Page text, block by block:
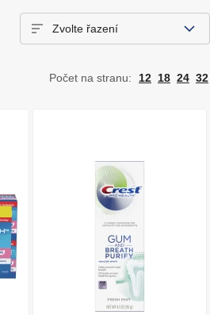
Tyto pasty dokážou uzavřít
které způsobují zvýšenou
souvisí i se zánětem dásní a
a dásní ve všech možných
zubní pastu na citlivé zuby,
řešením. Zuby budou
i bez zvýšené citlivosti.
Počet na stranu: 12 18 24 32